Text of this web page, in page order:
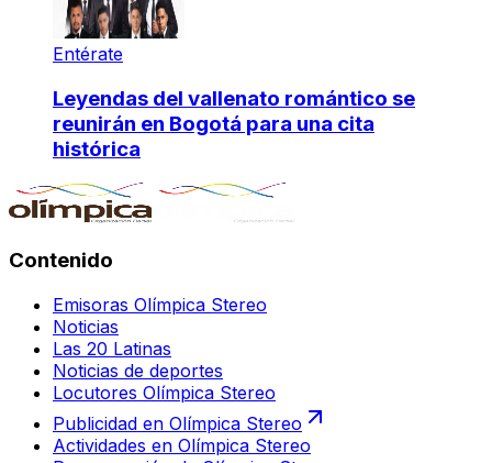
Entérate
Leyendas del vallenato romántico se
reunirán en Bogotá para una cita
histórica
Contenido
Emisoras Olímpica Stereo
Noticias
Las 20 Latinas
Noticias de deportes
Locutores Olímpica Stereo
Publicidad en Olímpica Stereo
Actividades en Olímpica Stereo